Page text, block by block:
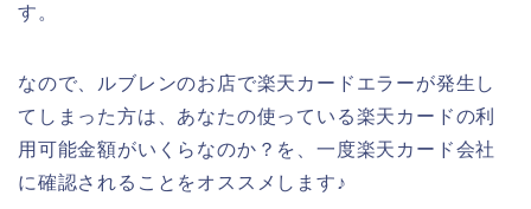
す。
なので、ルブレンのお店で楽天カードエラーが発生し
てしまった方は、あなたの使っている楽天カードの利
用可能金額がいくらなのか？を、一度楽天カード会社
に確認されることをオススメします♪